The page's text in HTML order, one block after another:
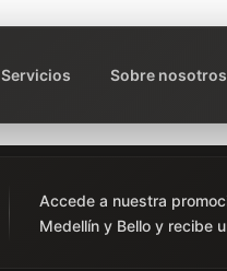
Servicios Sobre nosotros
Accede a nuestra
Medellín y Bello y recibe